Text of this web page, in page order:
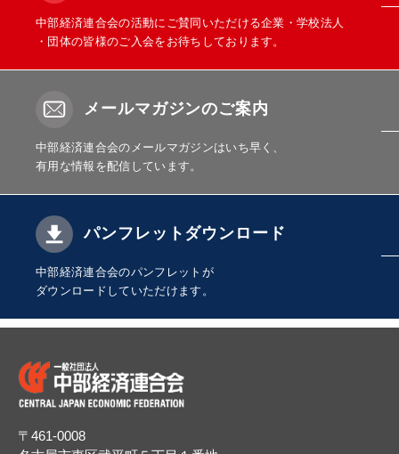
中部経済連合会の活動にご賛同いただける企業・学校法人
・団体の皆様のご入会をお待ちしております。
メールマガジンのご案内
中部経済連合会のメールマガジンはいち早く、
有用な情報を配信しています。
パンフレットダウンロード
中部経済連合会のパンフレットが
ダウンロードしていただけます。
〒461-0008